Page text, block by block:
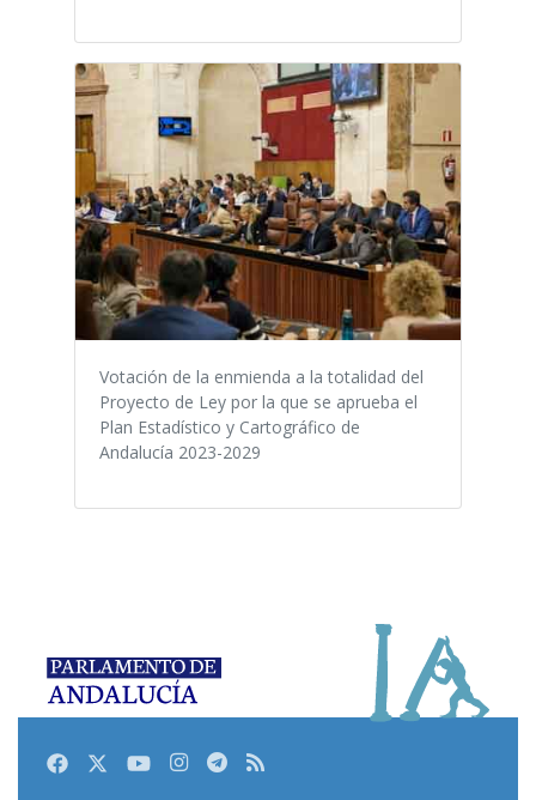
Votación de la enmienda a la totalidad del
Proyecto de Ley por la que se aprueba el
Plan Estadístico y Cartográfico de
Andalucía 2023-2029
FacebookTwitterYoutubeInstagram
Telegram
RSS